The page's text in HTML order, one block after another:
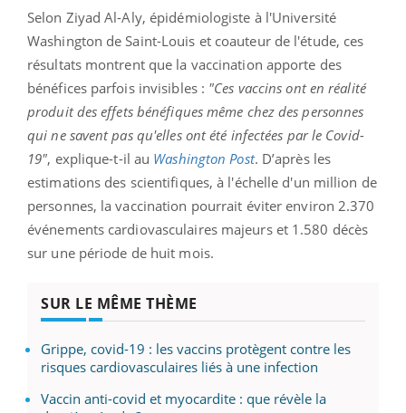
Selon Ziyad Al-Aly, épidémiologiste à l'Université
Washington de Saint-Louis et coauteur de l'étude, ces
résultats montrent que la vaccination apporte des
bénéfices parfois invisibles : "Ces vaccins ont en réalité
produit des effets bénéfiques même chez des personnes
qui ne savent pas qu'elles ont été infectées par le Covid-
19", explique-t-il au Washington Post. D’après les
estimations des scientifiques, à l'échelle d'un million de
personnes, la vaccination pourrait éviter environ 2.370
événements cardiovasculaires majeurs et 1.580 décès
sur une période de huit mois.
SUR LE MÊME THÈME
Grippe, covid-19 : les vaccins protègent contre les
risques cardiovasculaires liés à une infection
Vaccin anti-covid et myocardite : que révèle la